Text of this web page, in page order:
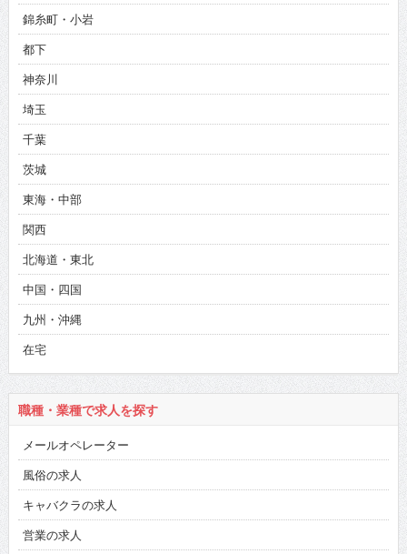
錦糸町・小岩
都下
神奈川
埼玉
千葉
茨城
東海・中部
関西
北海道・東北
中国・四国
九州・沖縄
在宅
職種・業種で求人を探す
メールオペレーター
風俗の求人
キャバクラの求人
営業の求人